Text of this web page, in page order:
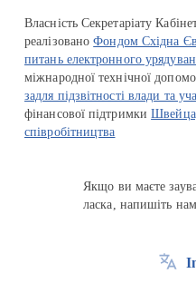
Власність Секретаріату
реалізованоФондом Східна
питань електронного
міжнародної технічної
задля підзвітності влади та
фінансової підтримки
співробітництва
Якщо ви маєте
ласка, напишіть